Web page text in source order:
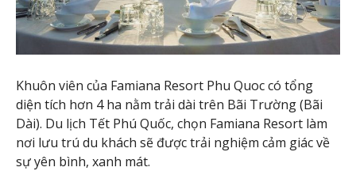
Khuôn viên của Famiana Resort Phu Quoc có tổng
diện tích hơn 4 ha nằm trải dài trên Bãi Trường (Bãi
Dài). Du lịch Tết Phú Quốc, chọn Famiana Resort làm
nơi lưu trú du khách sẽ được trải nghiệm cảm giác về
sự yên bình, xanh mát.